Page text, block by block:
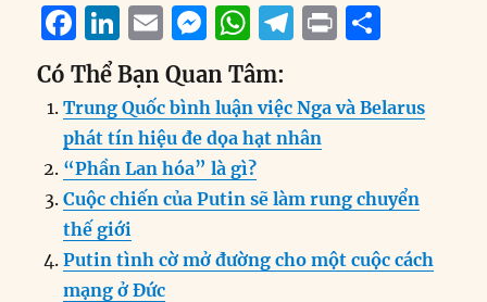
F
a
c
e
b
o
o
k
Li
n
k
e
d
I
n
E
m
ai
l
M
e
ss
e
n
g
W
h
at
s
A
p
T
e
g
r
a
P
n
t
a
re
Có Thể Bạn Quan Tâm:
Trung Quốc bình luận việc Nga và Belarus
phát tín hiệu đe dọa hạt nhân
“Phần Lan hóa” là gì?
Cuộc chiến của Putin sẽ làm rung chuyển
thế giới
Putin tình cờ mở đường cho một cuộc cách
mạng ở Đức